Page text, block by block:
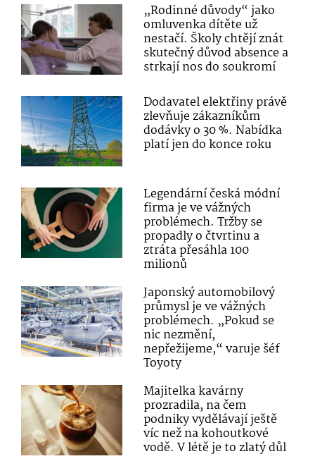
„Rodinné důvody“ jako
omluvenka dítěte už
nestačí. Školy chtějí znát
skutečný důvod absence a
strkají nos do soukromí
Dodavatel elektřiny právě
zlevňuje zákazníkům
dodávky o 30 %. Nabídka
platí jen do konce roku
Legendární česká módní
firma je ve vážných
problémech. Tržby se
propadly o čtvrtinu a
ztráta přesáhla 100
milionů
Japonský automobilový
průmysl je ve vážných
problémech. „Pokud se
nic nezmění,
nepřežijeme,“ varuje šéf
Toyoty
Majitelka kavárny
prozradila, na čem
podniky vydělávají ještě
víc než na kohoutkové
vodě. V létě je to zlatý důl